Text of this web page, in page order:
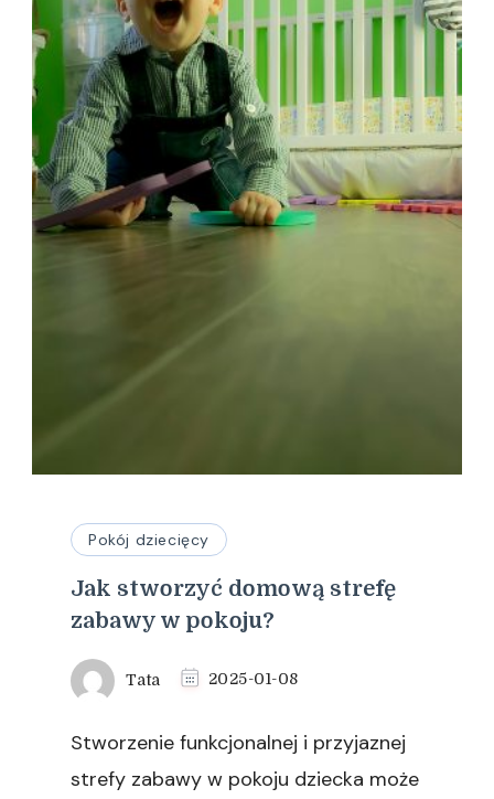
Pokój dziecięcy
Jak stworzyć domową strefę
zabawy w pokoju?
Tata 2025-01-08
Stworzenie funkcjonalnej i przyjaznej
strefy zabawy w pokoju dziecka może